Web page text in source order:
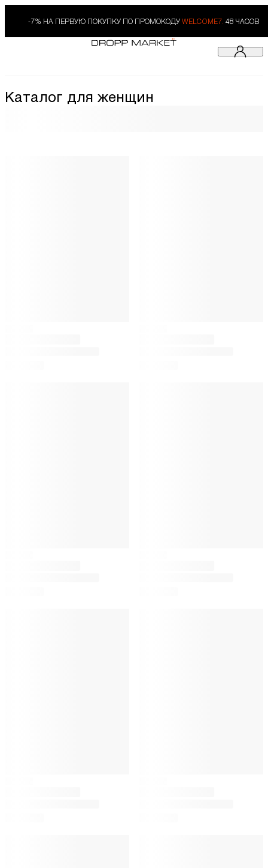
-7% НА ПЕРВУЮ ПОКУПКУ ПО ПРОМОКОДУ WELCOME7. 48 ЧАСОВ
Каталог для женщин